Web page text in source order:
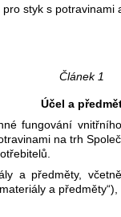
styk s
Článek 1
Účel a
fungování
na trh
a předměty,
a
+náhrady